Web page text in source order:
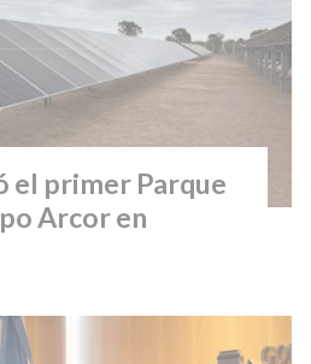
el primer Parque
Arcor en